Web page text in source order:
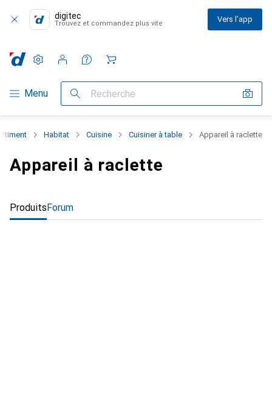
digitec
Trouvez et commandez plus vite Vers l'app
Navigation par catégorie
Menu Recherche
Paramètres
Compte client
Listes de comparaison
Listes d'envies
Panier
Habitat Cuisine Cuisiner à table Appareil à raclette
Appareil à raclette
ProduitsForum